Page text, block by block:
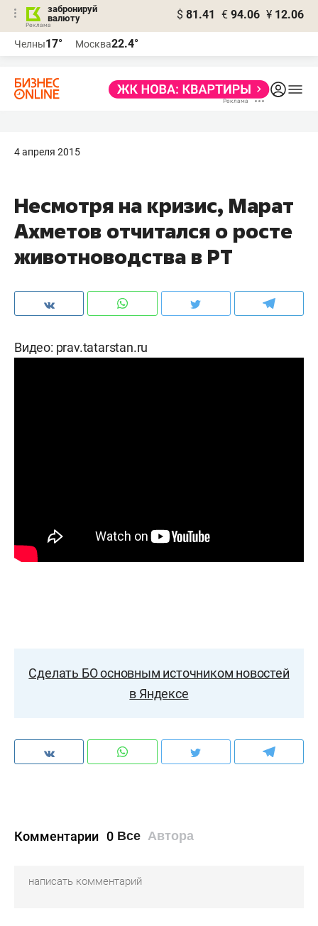
забронируй
валюту
$ 81.41 € 94.06 ¥ 12.06
Челны17° Москва22.4°
4 апреля 2015
Несмотря на кризис, Марат
Ахметов отчитался о росте
животноводства в РТ
Видео: prav.tatarstan.ru
Сделать БО основным источником новостей
в Яндексе
Комментарии 0 Все Автора